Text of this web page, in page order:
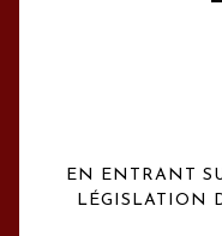
EN ENTRANT
LÉGISLATION